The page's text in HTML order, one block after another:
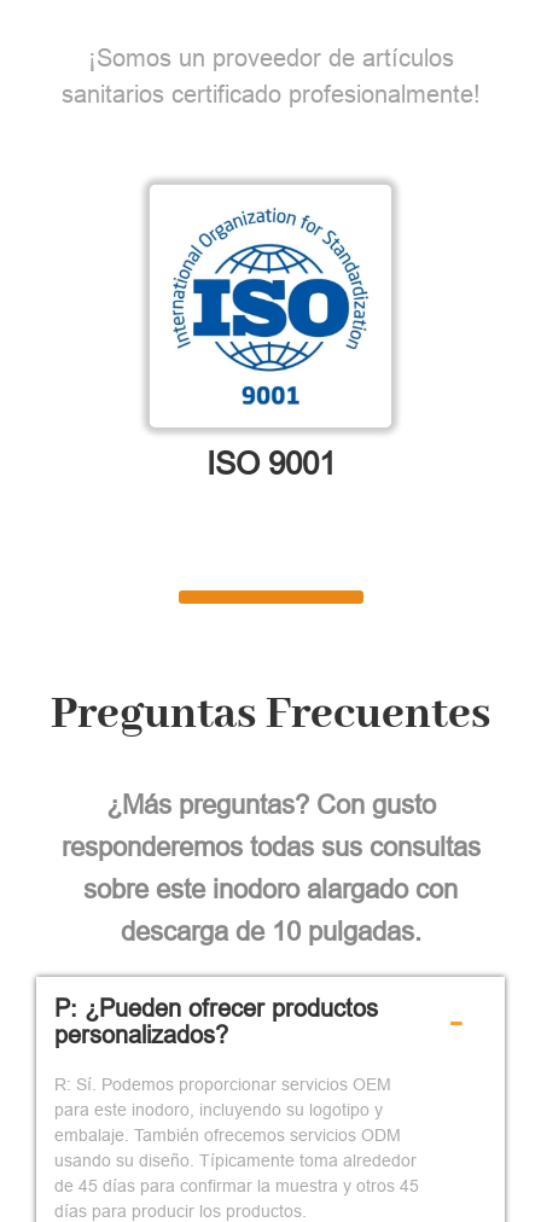
¡Somos un proveedor de artículos
sanitarios certificado profesionalmente!
ISO 9001
Preguntas Frecuentes
¿Más preguntas? Con gusto
responderemos todas sus consultas
sobre este inodoro alargado con
descarga de 10 pulgadas.
P: ¿Pueden ofrecer productos
personalizados?
R: Sí. Podemos proporcionar servicios OEM
para este inodoro, incluyendo su logotipo y
embalaje. También ofrecemos servicios ODM
usando su diseño. Típicamente toma alrededor
de 45 días para confirmar la muestra y otros 45
días para producir los productos.
-